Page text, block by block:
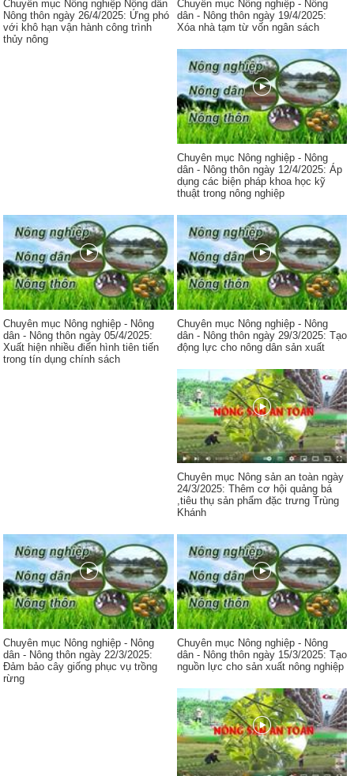
Chuyên mục Nông nghiệp Nông dân
Nông thôn ngày 26/4/2025: Ứng phó
với khô hạn vận hành công trình
thủy nông
Chuyên mục Nông nghiệp - Nông
dân - Nông thôn ngày 19/4/2025:
Xóa nhà tạm từ vốn ngân sách
Chuyên mục Nông nghiệp - Nông
dân - Nông thôn ngày 12/4/2025: Áp
dụng các biện pháp khoa học kỹ
thuật trong nông nghiệp
Chuyên mục Nông nghiệp - Nông
dân - Nông thôn ngày 05/4/2025:
Xuất hiện nhiều điển hình tiên tiến
trong tín dụng chính sách
Chuyên mục Nông nghiệp - Nông
dân - Nông thôn ngày 29/3/2025: Tạo
động lực cho nông dân sản xuất
Chuyên mục Nông sản an toàn ngày
24/3/2025: Thêm cơ hội quảng bá
,tiêu thụ sản phẩm đặc trưng Trùng
Khánh
Chuyên mục Nông nghiệp - Nông
dân - Nông thôn ngày 22/3/2025:
Đảm bảo cây giống phục vụ trồng
rừng
Chuyên mục Nông nghiệp - Nông
dân - Nông thôn ngày 15/3/2025: Tạo
nguồn lực cho sản xuất nông nghiệp